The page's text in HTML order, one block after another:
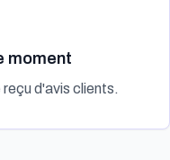
moment
d'avis clients.